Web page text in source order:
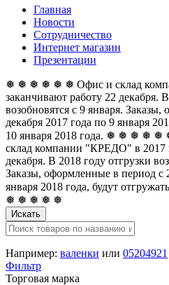
Главная
Новости
Сотрудничество
Интернет магазин
Презентации
❅ ❅ ❅ ❅ ❅ ❅ Офис и склад
заканчивают работу 22 декабря.
возобновятся с 9 января.
декабря 2017 года по 9 января
10 января 2018 года. ❅ ❅ ❅ ❅ ❅
склад компании "КРЕДО" в 2017
декабря. В 2018 году отгрузки
Заказы, оформленные в период с
января 2018 года, будут
❅ ❅ ❅ ❅ ❅
Искать
Например: валенки или 05204921
Фильтр
Торговая марка